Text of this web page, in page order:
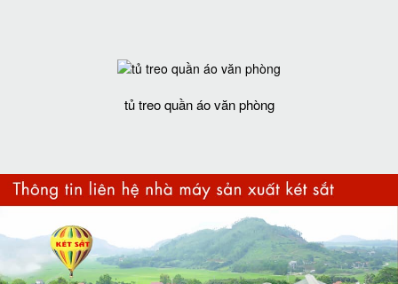
tủ treo quần áo văn phòng